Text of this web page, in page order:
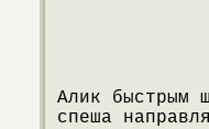
Алик быстрым
спеша